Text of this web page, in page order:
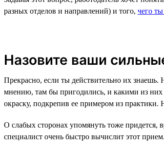
разных отделов и направлений) и того, чего
Назовите ваши
Прекрасно, если ты действительно их знаешь.
мнению, там бы пригодились, и какими из них
окраску, подкрепив ее примером из
О слабых сторонах упомянуть тоже придется,
специалист очень быстро вычислит этот